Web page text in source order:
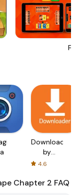
Downloader
by
AFTVnews
4.6
Chapter 2 FAQ